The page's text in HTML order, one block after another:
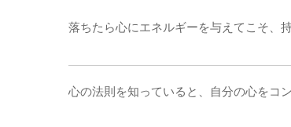
落ちたら心にエネルギーを与えてこそ、
心の法則を知っていると、自分の心をコ